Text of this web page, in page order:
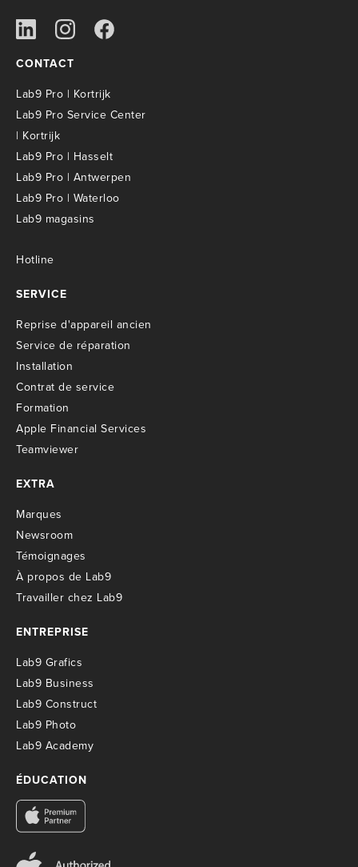
CONTACT
Lab9 Pro | Kortrijk
Lab9 Pro Service Center
| Kortrijk
Lab9 Pro | Hasselt
Lab9 Pro | Antwerpen
Lab9 Pro | Waterloo
Lab9 magasins
Hotline
SERVICE
Reprise d'appareil ancien
Service de réparation
Installation
Contrat de service
Formation
Apple Financial Services
Teamviewer
EXTRA
Marques
Newsroom
Témoignages
À propos de Lab9
Travailler chez Lab9
ENTREPRISE
Lab9 Grafics
Lab9 Business
Lab9 Construct
Lab9 Photo
Lab9 Academy
ÉDUCATION